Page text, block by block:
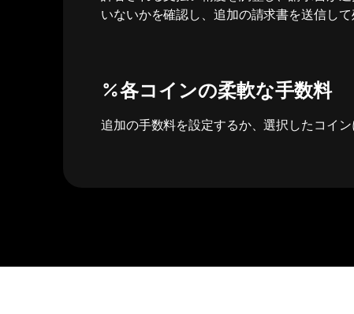
いないかを確認し、追加の請求書を送信して
各コインの柔軟な手数料
追加の手数料を設定するか、選択したコイン